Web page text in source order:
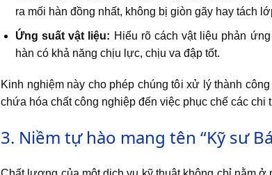
ra mối hàn đồng nhất, không bị giòn gãy hay tách
Ứng suất vật liệu: Hiểu rõ cách vật liệu phản
hàn có khả năng chịu lực, chịu va đập tốt.
Kinh nghiệm này cho phép chúng tôi xử lý thành
chứa hóa chất công nghiệp đến việc phục chế các
3. Niềm tự hào mang tên “Kỹ sư